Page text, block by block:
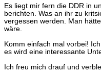
Es liegt mir fern die DDR in
berichten. Was an ihr zu
vergessen werden. Man
wäre.
Komm einfach mal vorbei!
es wird eine interessante
Ich freu mich drauf und